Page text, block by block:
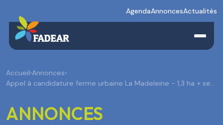
AgendaAnnoncesActualités
Accueil›Annonces›
Appel à candidature ferme urbaine La Madeleine - 1,3 ha + se…
ANNONCES